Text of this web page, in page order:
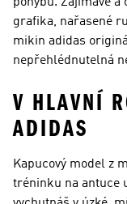
grafika, nařasené
mikin adidas
nepřehlédnutelná
V HLAVNÍ
ADIDAS
Kapucový model z
tréninku na antuce